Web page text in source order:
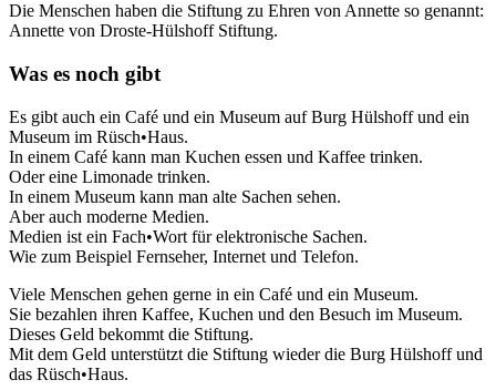
Die Menschen haben die Stiftung zu Ehren von Annette so genannt:
Annette von Droste-Hülshoff Stiftung.
Was es noch gibt
Es gibt auch ein Café und ein Museum auf Burg Hülshoff und ein
Museum im Rüsch•Haus.
In einem Café kann man Kuchen essen und Kaffee trinken.
Oder eine Limonade trinken.
In einem Museum kann man alte Sachen sehen.
Aber auch moderne Medien.
Medien ist ein Fach•Wort für elektronische Sachen.
Wie zum Beispiel Fernseher, Internet und Telefon.
Viele Menschen gehen gerne in ein Café und ein Museum.
Sie bezahlen ihren Kaffee, Kuchen und den Besuch im Museum.
Dieses Geld bekommt die Stiftung.
Mit dem Geld unterstützt die Stiftung wieder die Burg Hülshoff und
das Rüsch•Haus.